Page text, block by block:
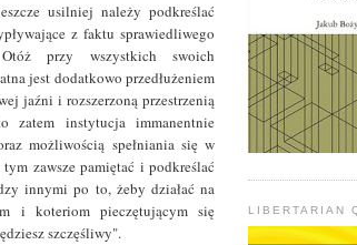
usilniej należy podkreślać
z faktu sprawiedliwego
przy wszystkich swoich
jest dodatkowo przedłużeniem
jaźni i rozszerzoną przestrzenią
zatem instytucja immanentnie
możliwością spełniania się w
zawsze pamiętać i podkreślać
innymi po to, żeby działać na
i koteriom pieczętującym się
szczęśliwy".
LIBERTARIAN